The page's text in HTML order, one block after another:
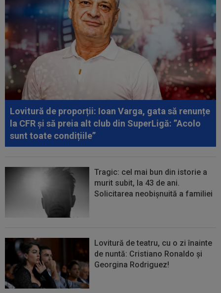
anunțul ÎN DIRECT: ”Îi dau eu lui Gigi unul bun”
00:34 EXCLUSIV
2 la 1: au dat verdictul la cea mai
controversată fază din UTA - Rapid...
00:27 EXCLUSIV
Radu Naum, reacția serii după ce
Marius Șumudică a început negocierile cu CFR...
00:14 OFICIAL
Dezastru: după Barcelona, a ratat
transferul la încă o echipă de UCL! Picat la...
Lovitură de proporții: Ioan Varga, gata să renunțe
la CFR și să preia alt club din SuperLigă: ”Acolo
sunt toate condițiile”
Tragic: cel mai bun din istorie a
murit subit, la 43 de ani.
Solicitarea neobișnuită a familiei
Lovitură de teatru, cu o zi înainte
de nuntă: Cristiano Ronaldo și
Georgina Rodriguez!